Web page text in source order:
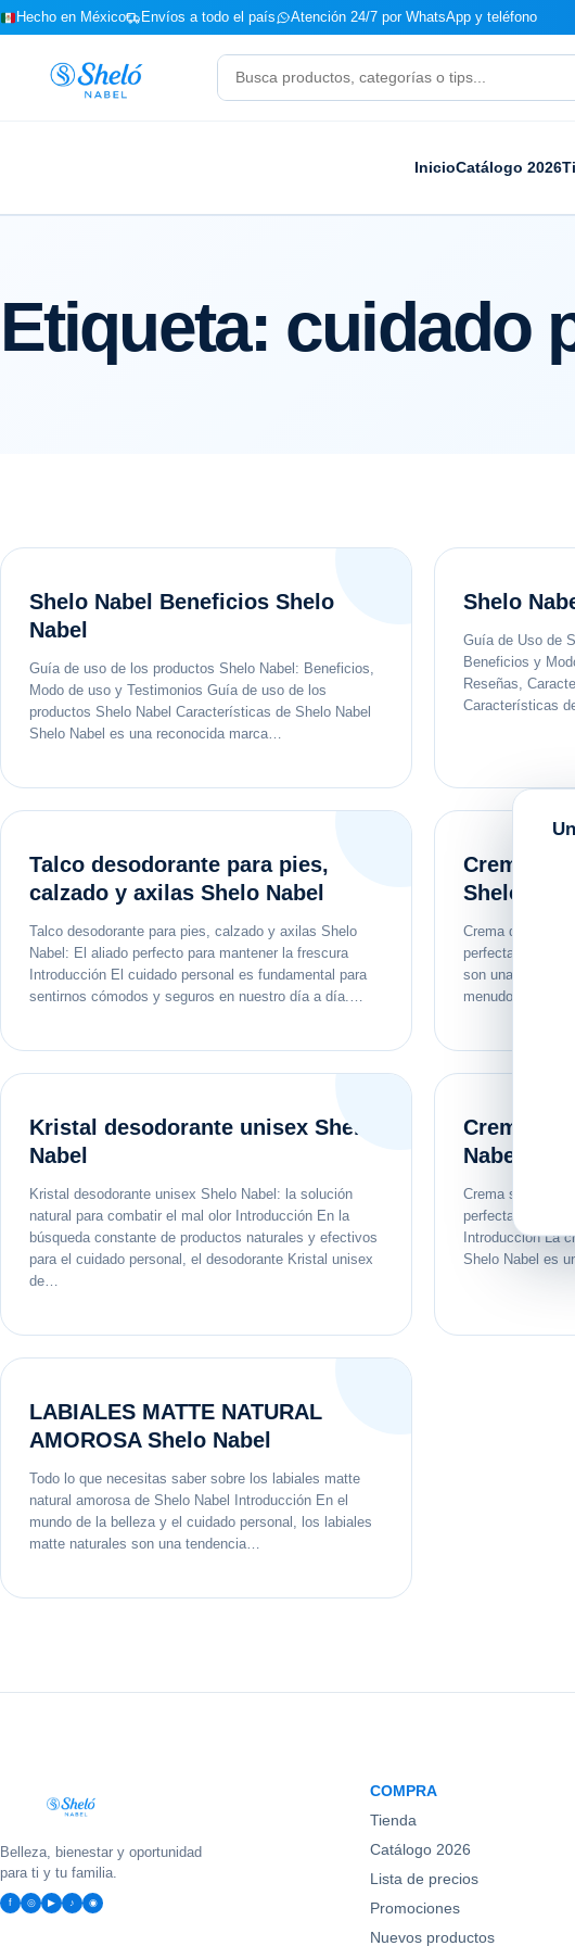
Hecho en México Envíos a todo el país Atención 24/7 por WhatsApp y teléfono
Buscar
productos
InicioCatálogo 2026
Etiqueta: cuidado
Shelo Nabel Beneficios Shelo
Nabel
Guía de uso de los productos Shelo Nabel: Beneficios,
Modo de uso y Testimonios Guía de uso de los
productos Shelo Nabel Características de Shelo Nabel
Shelo Nabel es una reconocida marca…
Shelo
Guía de Uso de
Beneficios y
Reseñas,
Características
Talco desodorante para pies,
calzado y axilas Shelo Nabel
Talco desodorante para pies, calzado y axilas Shelo
Nabel: El aliado perfecto para mantener la frescura
Introducción El cuidado personal es fundamental para
sentirnos cómodos y seguros en nuestro día a día.…
Crema
Shelo Nabel
Crema
perfecta para
son una parte
menudo
Kristal desodorante unisex Shelo
Nabel
Kristal desodorante unisex Shelo Nabel: la solución
natural para combatir el mal olor Introducción En la
búsqueda constante de productos naturales y efectivos
para el cuidado personal, el desodorante Kristal unisex
de…
Crema
Nabel
Crema suave de
perfecta para un
Introducción La
Shelo Nabel es
LABIALES MATTE NATURAL
AMOROSA Shelo Nabel
Todo lo que necesitas saber sobre los labiales matte
natural amorosa de Shelo Nabel Introducción En el
mundo de la belleza y el cuidado personal, los labiales
matte naturales son una tendencia…
Belleza, bienestar y oportunidad
para ti y tu familia.
f ◎ ▶ ♪ ◉
COMPRA
Tienda
Catálogo 2026
Lista de precios
Promociones
Nuevos productos